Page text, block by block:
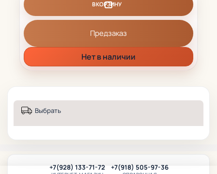
В КОРЗИНУ
Предзаказ
Нет в наличии
Выбрать
+7(928) 133-71-72 +7(918) 505-97-36